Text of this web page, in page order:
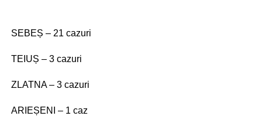
SEBEȘ – 21 cazuri
TEIUȘ – 3 cazuri
ZLATNA – 3 cazuri
ARIEȘENI – 1 caz